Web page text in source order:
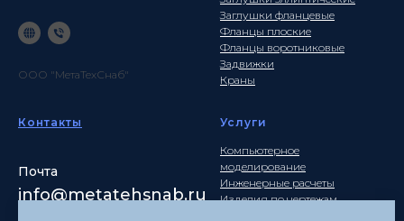
ООО "МетаТехСнаб"
Заглушки фланцевые
Фланцы плоские
Фланцы воротниковые
Задвижки
Краны
Контакты
Почта
info@metatehsnab.ru
Услуги
Компьютерное
моделирование
Инженерные расчеты
Изделия по чертежам